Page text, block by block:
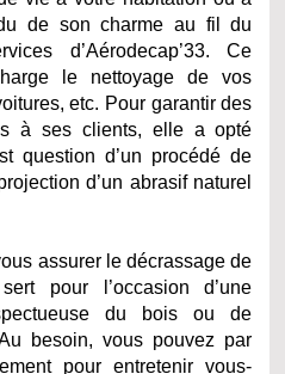
de son charme au fil du
d’Aérodecap’33. Ce
le nettoyage de vos
etc. Pour garantir des
à ses clients, elle a opté
question d’un procédé de
d’un abrasif naturel
assurer le décrassage de
pour l’occasion d’une
du bois ou de
besoin, vous pouvez par
pour entretenir vous-